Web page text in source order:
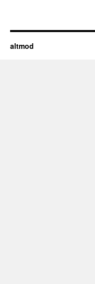
altmod